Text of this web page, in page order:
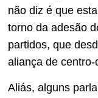
não diz é que
torno da adesão
partidos, que
aliança de centro-
Aliás, alguns